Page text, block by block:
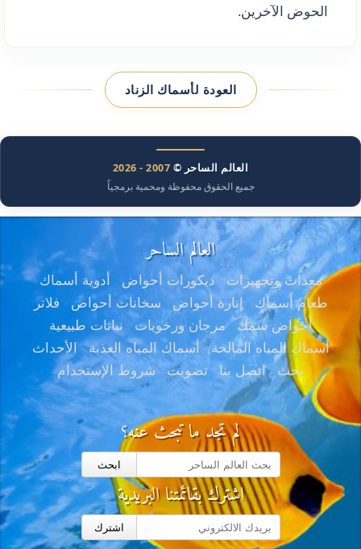
الحوض الآخرين.
العودة لأسماك الزناد
العالم الساحر © 2007 - 2026
جميع الحقوق محفوظة ومحمية برمجياً
العالم الساحر
معدات وتجهيزات ديكورات أحواض
أدوية أسماك
طعام أسماك
إنارة أحواض سخانات أحواض
فلاتر
أحواض سمك
مرجان ورخويات
نباتات طبيعية
أسماك المياه المالحة
أسماك المياه العذبة
الأحداث
بحث
اتصل بنا تصويت شروط الإستخدام
لم تجد ما تبحث عنه؟
اشترك بقائمتنا البريدية
اشترك